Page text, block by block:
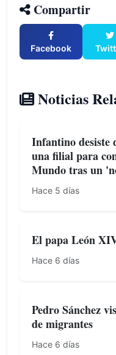
Compartir
Facebook
Noticias
Infantino desiste
una filial para
Mundo tras un
Hace 5 días
El papa León
Hace 6 días
Pedro Sánchez
de migrantes
Hace 6 días